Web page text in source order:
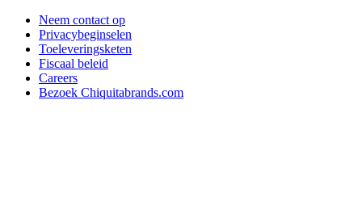
Neem contact op
Privacybeginselen
Toeleveringsketen
Fiscaal beleid
Careers
Bezoek Chiquitabrands.com